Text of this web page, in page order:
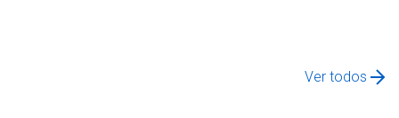
Ver todos